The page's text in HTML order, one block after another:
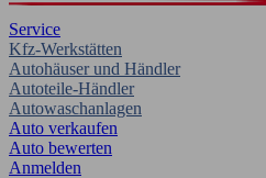
Service
Kfz-Werkstätten
Autohäuser und Händler
Autoteile-Händler
Autowaschanlagen
Auto verkaufen
Auto bewerten
Anmelden